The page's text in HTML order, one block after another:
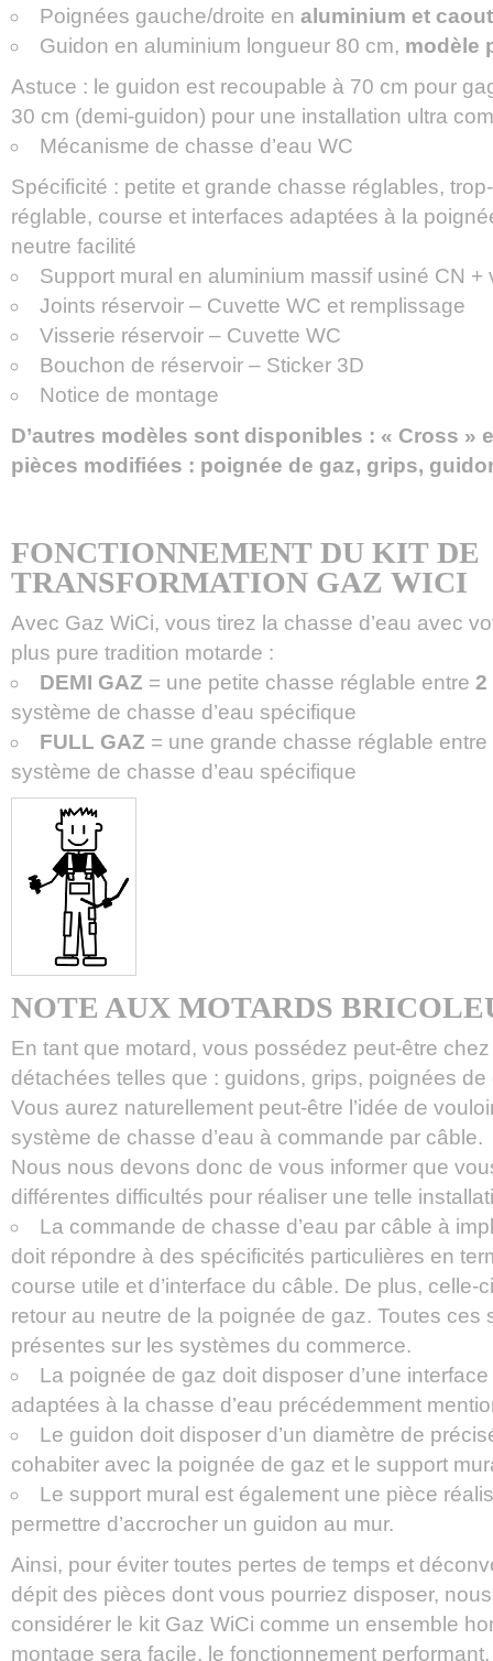
Poignées gauche/droite enaluminium et
Guidon en aluminium longueur 80 cm, modèle
Astuce : le guidon est recoupable à 70 cm pour
30 cm (demi-guidon) pour une installation ultra
Mécanisme de chasse d’eau WC
Spécificité : petite et grande chasse réglables,
réglable, course et interfaces adaptées à la
neutre facilité
Support mural en aluminium massif usiné CN +
Joints réservoir – Cuvette WC et remplissage
Visserie réservoir – Cuvette WC
Bouchon de réservoir – Sticker 3D
Notice de montage
D’autres modèles sont disponibles : « Cross »
pièces modifiées : poignée de gaz, grips,
FONCTIONNEMENT DU KIT DE
TRANSFORMATION GAZ WICI
Avec Gaz WiCi, vous tirez la chasse d’eau avec
plus pure tradition motarde :
DEMI GAZ = une petite chasse réglable entre2
système de chasse d’eau spécifique
FULL GAZ = une grande chasse réglable entre
système de chasse d’eau spécifique
NOTE AUX MOTARDS
En tant que motard, vous possédez peut-être
détachées telles que : guidons, grips, poignées de
Vous aurez naturellement peut-être l’idée de
système de chasse d’eau à commande par câble.
Nous nous devons donc de vous informer que
différentes difficultés pour réaliser une telle
La commande de chasse d’eau par câble à
doit répondre à des spécificités particulières en
course utile et d’interface du câble. De plus, celle-
retour au neutre de la poignée de gaz. Toutes ces
présentes sur les systèmes du commerce.
La poignée de gaz doit disposer d’une interface
adaptées à la chasse d’eau précédemment
Le guidon doit disposer d’un diamètre de
cohabiter avec la poignée de gaz et le support
Le support mural est également une pièce
permettre d’accrocher un guidon au mur.
Ainsi, pour éviter toutes pertes de temps et
dépit des pièces dont vous pourriez disposer,
considérer le kit Gaz WiCi comme un ensemble
montage sera facile, le fonctionnement